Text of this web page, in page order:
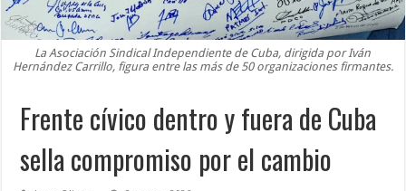
La Asociación Sindical Independiente de Cuba, dirigida por Iván
Hernández Carrillo, figura entre las más de 50 organizaciones firmantes.
Frente cívico dentro y fuera de Cuba
sella compromiso por el cambio